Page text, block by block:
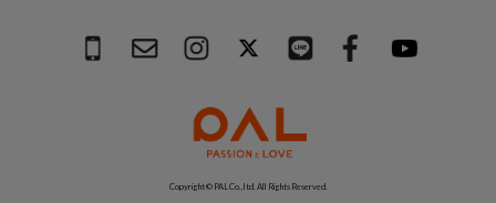
Copyright © PAL Co.,ltd. All Rights Reserved.